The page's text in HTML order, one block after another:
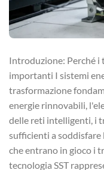
Introduzione: Perché
importanti I sistemi
trasformazione
energie rinnovabili,
delle reti intelligenti, i
sufficienti a soddisfare
che entrano in gioco i
tecnologia SST